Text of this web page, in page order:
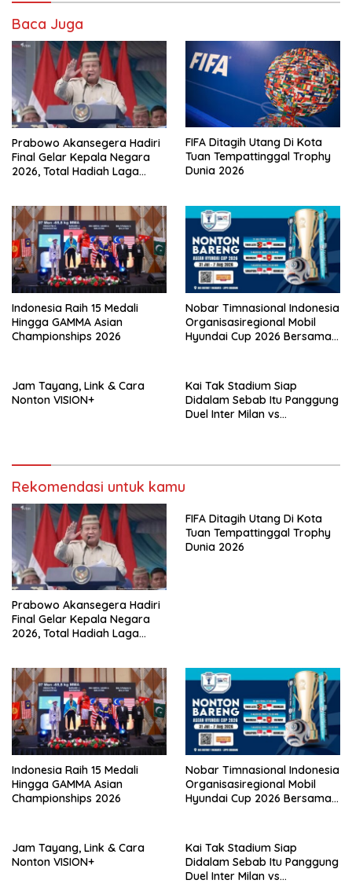
Baca Juga
Prabowo Akansegera Hadiri
Final Gelar Kepala Negara
2026, Total Hadiah Laga
FIFA Ditagih Utang Di Kota
Tuan Tempattinggal Trophy
Dunia 2026
Indonesia Raih 15 Medali
Hingga GAMMA Asian
Championships 2026
Nobar Timnasional Indonesia
Organisasiregional Mobil
Hyundai Cup 2026 Bersama
Jam Tayang, Link & Cara
Nonton VISION+
Kai Tak Stadium Siap
Didalam Sebab Itu Panggung
Duel Inter Milan vs
Kong
Rekomendasi untuk kamu
Prabowo Akansegera Hadiri
Final Gelar Kepala Negara
2026, Total Hadiah Laga
FIFA Ditagih Utang Di Kota
Tuan Tempattinggal Trophy
Dunia 2026
Indonesia Raih 15 Medali
Hingga GAMMA Asian
Championships 2026
Nobar Timnasional Indonesia
Organisasiregional Mobil
Hyundai Cup 2026 Bersama
Jam Tayang, Link & Cara
Nonton VISION+
Kai Tak Stadium Siap
Didalam Sebab Itu Panggung
Duel Inter Milan vs